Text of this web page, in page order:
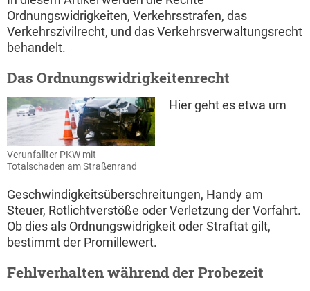
Ordnungswidrigkeiten, Verkehrsstrafen, das
Verkehrszivilrecht, und das Verkehrsverwaltungsrecht
behandelt.
Das Ordnungswidrigkeitenrecht
Verunfallter PKW mit
Totalschaden am Straßenrand
Hier geht es etwa um
Geschwindigkeitsüberschreitungen, Handy am
Steuer, Rotlichtverstöße oder Verletzung der Vorfahrt.
Ob dies als Ordnungswidrigkeit oder Straftat gilt,
bestimmt der Promillewert.
Fehlverhalten während der Probezeit